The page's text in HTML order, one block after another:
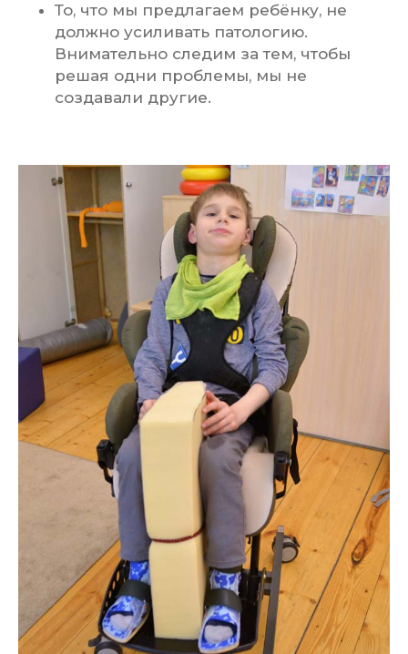
То, что мы предлагаем ребёнку, не
должно усиливать патологию.
Внимательно следим за тем, чтобы
решая одни проблемы, мы не
создавали другие.